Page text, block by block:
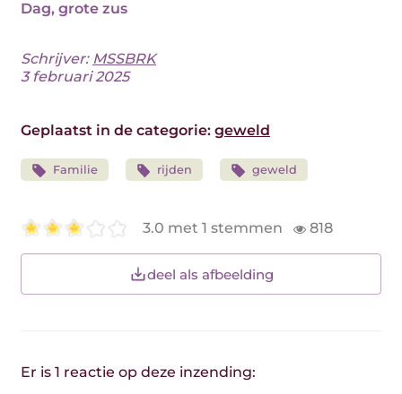
Dag, grote zus
Schrijver: MSSBRK
3 februari 2025
Geplaatst in de categorie: geweld
Familie rijden geweld
3.0 met 1 stemmen 818
deel als afbeelding
Er is 1 reactie op deze inzending: